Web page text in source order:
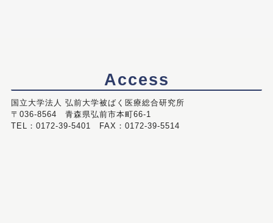
Access
国立大学法人 弘前大学被ばく医療総合研究所
〒036-8564 青森県弘前市本町66-1
TEL：0172-39-5401 FAX：0172-39-5514